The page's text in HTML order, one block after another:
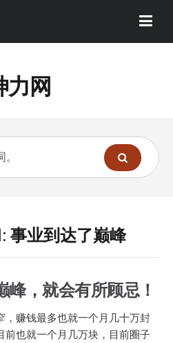
力网
业到达了巅峰
峰，就会有所顾忌！
，赚钱最多也就一个月几十万封
前也就一个月几万块，目前圈子